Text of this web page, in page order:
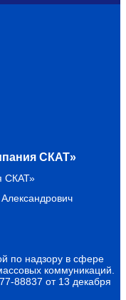
СКАТ»
СКАТ»
по надзору в сфере
коммуникаций.
88837 от 13 декабря